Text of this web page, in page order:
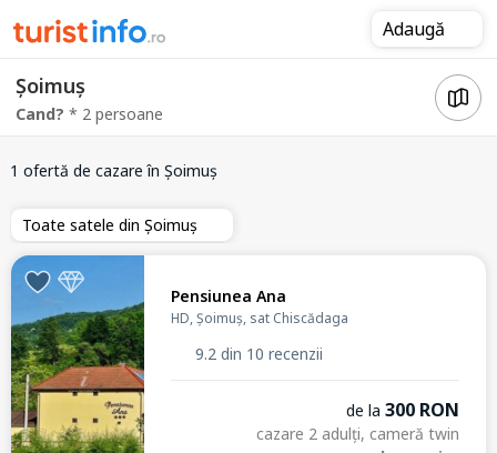
Adaugă
Șoimuș
Cand? * 2 persoane
1 ofertă de cazareîn Șoimuș
Toate satele din Șoimuș
Pensiunea Ana
HD, Șoimuș, sat Chiscădaga
9.2 din 10 recenzii
de la 300 RON
cazare 2 adulți, cameră twin